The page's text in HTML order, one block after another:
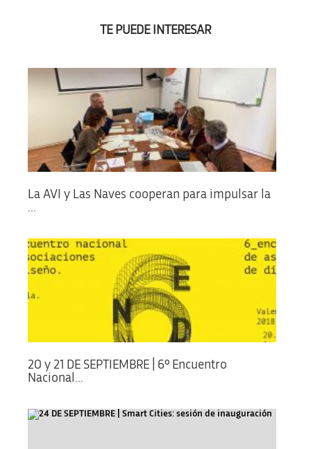
TE PUEDE INTERESAR
La AVI y Las Naves cooperan para impulsar la
...
20 y 21 DE SEPTIEMBRE | 6º Encuentro
Nacional...